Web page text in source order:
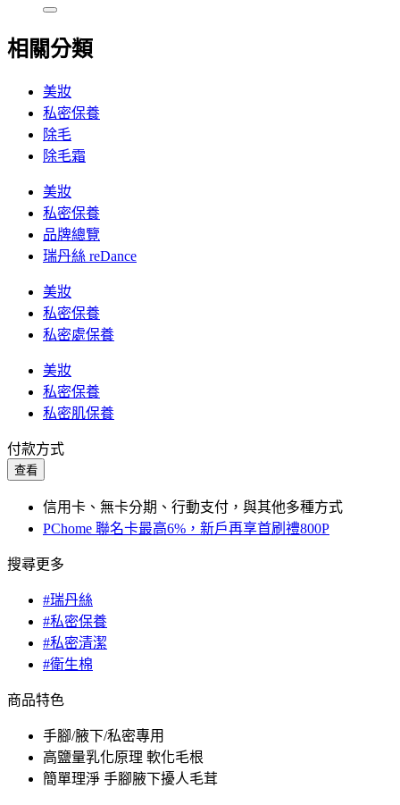
相關分類
美妝
私密保養
除毛
除毛霜
美妝
私密保養
品牌總覽
瑞丹絲 reDance
美妝
私密保養
私密處保養
美妝
私密保養
私密肌保養
付款方式
查看
信用卡、無卡分期、行動支付，與其他多種方式
PChome 聯名卡最高6%，新戶再享首刷禮800P
搜尋更多
#瑞丹絲
#私密保養
#私密清潔
#衛生棉
商品特色
手腳/腋下/私密專用
高鹽量乳化原理 軟化毛根
簡單理淨 手腳腋下擾人毛茸